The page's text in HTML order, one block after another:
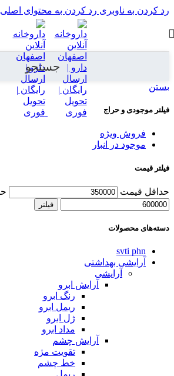
ناوبریرد کردن به محتوای اصلی
جستجو
و حراج
ویژه
در انبار
حداکثر قیمت
بهداشتی
آرایش ابرو
ریمل ابرو
آرایش چشم
تقویت مژه
خط چشم